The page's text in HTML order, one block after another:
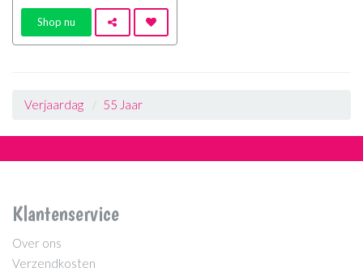
Shop nu
Verjaardag 55 Jaar
Klantenservice
Over ons
Verzendkosten